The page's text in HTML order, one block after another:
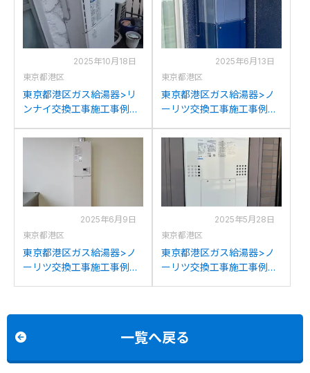
2025年10月18日
東京都港区
東京都港区ガス給湯器>リ
ンナイ交換工事施工事例：
リンナイRUF-205SAW(B)
2025年6月13日
東京都港区
東京都港区ガス給湯器>ノ
ーリツ交換工事施工事例：
2434AWX3H-Tからノーリ
ツGTH-2454AW3H-T BLへ
の交換
2025年6月9日
東京都港区
東京都港区ガス給湯器>ノ
ーリツ交換工事施工事例：
2025年5月28日
東京都港区
東京都港区ガス給湯器>ノ
ーリツ交換工事施工事例：
一覧へ戻る